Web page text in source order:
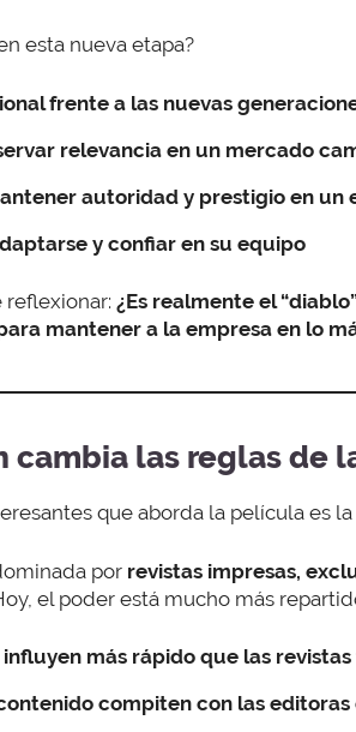
esta nueva etapa?
frente a las nuevas
relevancia en un mercado
autoridad y prestigio en un
y confiar en su equipo
reflexionar: ¿Es realmente el
mantener a la empresa en lo
cambia las reglas de
que aborda la película es la
por revistas impresas,
el poder está mucho más
influyen más rápido que las
compiten con las editoras